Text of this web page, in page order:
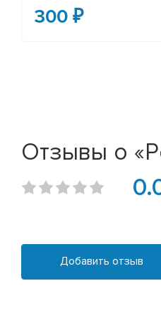
300 ₽
Отзывы о
Добавить отзыв